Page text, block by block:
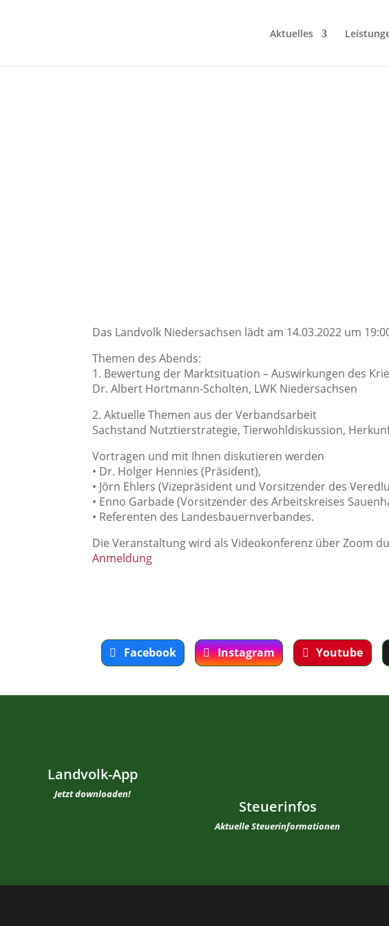
Aktuelles
Das Landvolk Niedersachsen lädt am 14.03.2022 um
Themen des Abends:
1. Bewertung der Marktsituation – Auswirkungen des
Dr. Albert Hortmann-Scholten, LWK Niedersachsen
2. Aktuelle Themen aus der Verbandsarbeit
Sachstand Nutztierstrategie, Tierwohldiskussion,
Vortragen und mit Ihnen diskutieren werden
• Dr. Holger Hennies (Präsident),
• Jörn Ehlers (Vizepräsident und Vorsitzender des
• Enno Garbade (Vorsitzender des Arbeitskreises
• Referenten des Landesbauernverbandes.
Die Veranstaltung wird als Videokonferenz über Zoom
Anmeldung
Facebook Instagram Youtube
Landvolk-App
Jetzt downloaden!
Steuerinfos
Aktuelle Steuerinformationen